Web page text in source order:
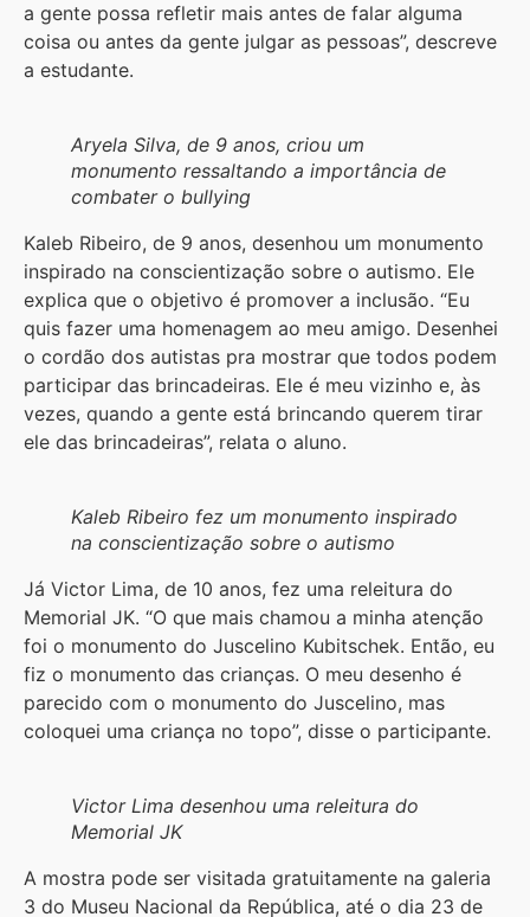
a gente possa refletir mais antes de falar alguma
coisa ou antes da gente julgar as pessoas”, descreve
a estudante.
Aryela Silva, de 9 anos, criou um
monumento ressaltando a importância de
combater o bullying
Kaleb Ribeiro, de 9 anos, desenhou um monumento
inspirado na conscientização sobre o autismo. Ele
explica que o objetivo é promover a inclusão. “Eu
quis fazer uma homenagem ao meu amigo. Desenhei
o cordão dos autistas pra mostrar que todos podem
participar das brincadeiras. Ele é meu vizinho e, às
vezes, quando a gente está brincando querem tirar
ele das brincadeiras”, relata o aluno.
Kaleb Ribeiro fez um monumento inspirado
na conscientização sobre o autismo
Já Victor Lima, de 10 anos, fez uma releitura do
Memorial JK. “O que mais chamou a minha atenção
foi o monumento do Juscelino Kubitschek. Então, eu
fiz o monumento das crianças. O meu desenho é
parecido com o monumento do Juscelino, mas
coloquei uma criança no topo”, disse o participante.
Victor Lima desenhou uma releitura do
Memorial JK
A mostra pode ser visitada gratuitamente na galeria
3 do Museu Nacional da República, até o dia 23 de